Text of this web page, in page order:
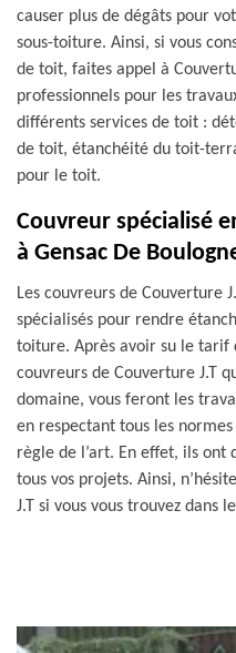
causer plus de dégâts pour
sous-toiture. Ainsi, si vous
de toit, faites appel à
professionnels pour les
différents services de toit :
de toit, étanchéité du toit-
pour le toit.
Couvreur spécialisé
à Gensac De
Les couvreurs de Couverture
spécialisés pour rendre
toiture. Après avoir su le tarif
couvreurs de Couverture J.T
domaine, vous feront les
en respectant tous les
règle de l’art. En effet, ils ont
tous vos projets. Ainsi,
J.T si vous vous trouvez dans